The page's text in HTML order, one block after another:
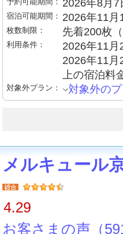
2026年8月
宿泊可能期間： 2026年11
枚数制限： 先着200枚
利用条件：
2026年11
2026年11
上の宿泊料
対象外プラン： 対象外の
メルキュール
4.29
お客さまの声（